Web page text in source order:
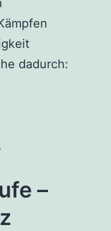
dadurch:
–